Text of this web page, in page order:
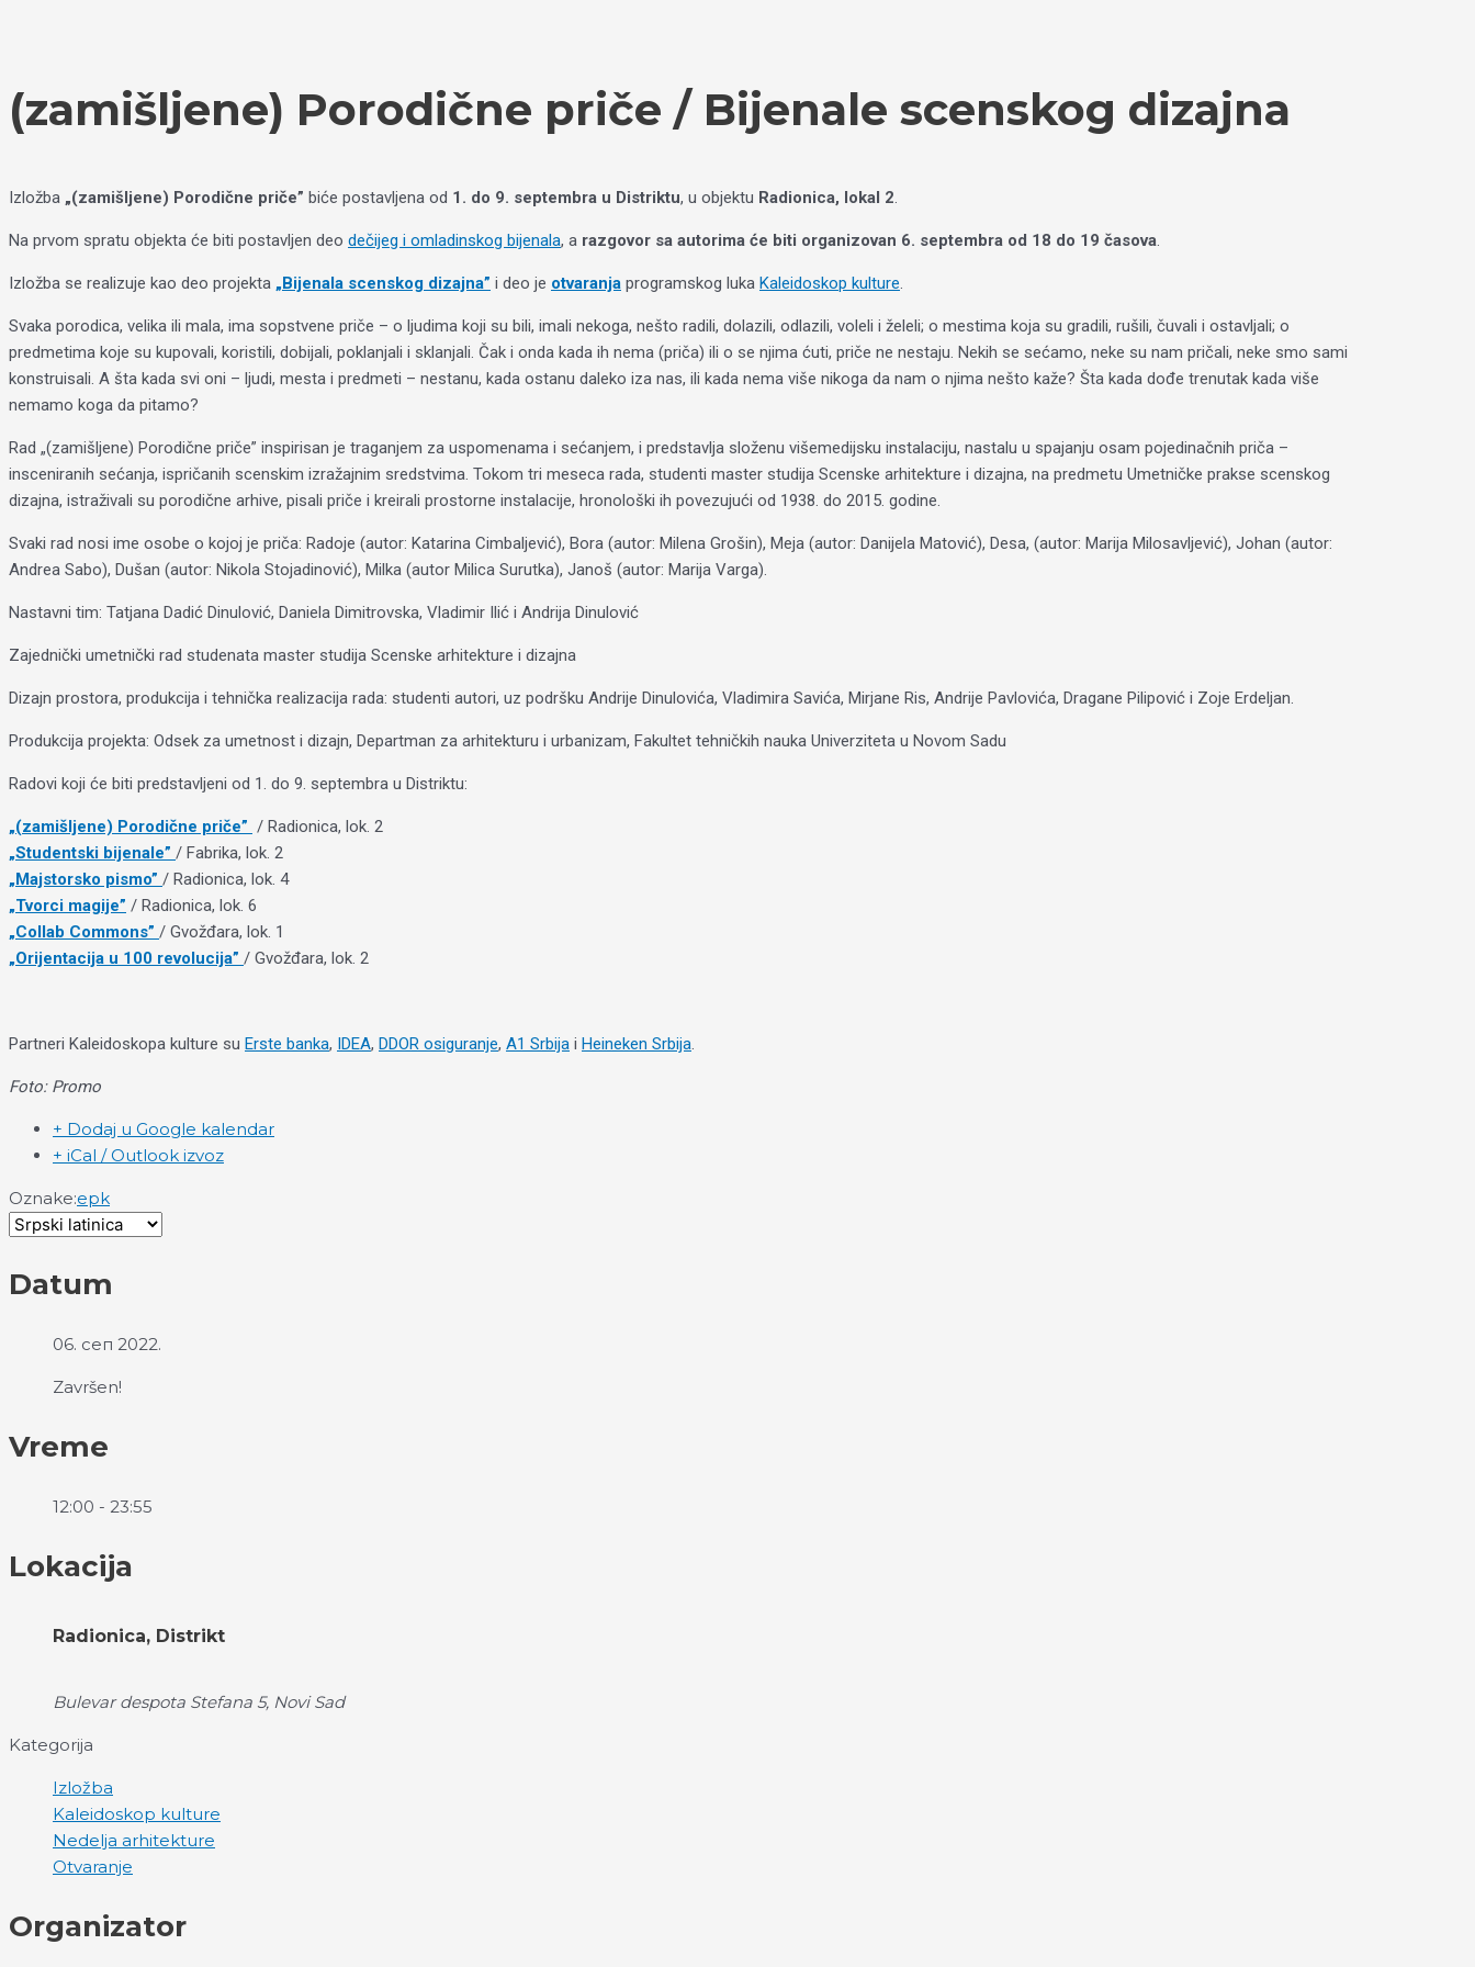
(zamišljene) Porodične priče / Bijenale scenskog dizajna
Izložba „(zamišljene) Porodične priče” biće postavljena od 1. do 9. septembra u Distriktu, u objektu Radionica, lokal 2.
Na prvom spratu objekta će biti postavljen deo dečijeg i omladinskog bijenala, a razgovor sa autorima će biti organizovan 6. septembra od 18 do 19 časova.
Izložba se realizuje kao deo projekta „Bijenala scenskog dizajna” i deo je otvaranja programskog luka Kaleidoskop kulture.
Svaka porodica, velika ili mala, ima sopstvene priče – o ljudima koji su bili, imali nekoga, nešto radili, dolazili, odlazili, voleli i želeli; o mestima koja su gradili, rušili, čuvali i ostavljali; o
predmetima koje su kupovali, koristili, dobijali, poklanjali i sklanjali. Čak i onda kada ih nema (priča) ili o se njima ćuti, priče ne nestaju. Nekih se sećamo, neke su nam pričali, neke smo sami
konstruisali. A šta kada svi oni – ljudi, mesta i predmeti – nestanu, kada ostanu daleko iza nas, ili kada nema više nikoga da nam o njima nešto kaže? Šta kada dođe trenutak kada više
nemamo koga da pitamo?
Rad „(zamišljene) Porodične priče” inspirisan je traganjem za uspomenama i sećanjem, i predstavlja složenu višemedijsku instalaciju, nastalu u spajanju osam pojedinačnih priča –
insceniranih sećanja, ispričanih scenskim izražajnim sredstvima. Tokom tri meseca rada, studenti master studija Scenske arhitekture i dizajna, na predmetu Umetničke prakse scenskog
dizajna, istraživali su porodične arhive, pisali priče i kreirali prostorne instalacije, hronološki ih povezujući od 1938. do 2015. godine.
Svaki rad nosi ime osobe o kojoj je priča: Radoje (autor: Katarina Cimbaljević), Bora (autor: Milena Grošin), Meja (autor: Danijela Matović), Desa, (autor: Marija Milosavljević), Johan (autor:
Andrea Sabo), Dušan (autor: Nikola Stojadinović), Milka (autor Milica Surutka), Janoš (autor: Marija Varga).
Nastavni tim: Tatjana Dadić Dinulović, Daniela Dimitrovska, Vladimir Ilić i Andrija Dinulović
Zajednički umetnički rad studenata master studija Scenske arhitekture i dizajna
Dizajn prostora, produkcija i tehnička realizacija rada: studenti autori, uz podršku Andrije Dinulovića, Vladimira Savića, Mirjane Ris, Andrije Pavlovića, Dragane Pilipović i Zoje Erdeljan.
Produkcija projekta: Odsek za umetnost i dizajn, Departman za arhitekturu i urbanizam, Fakultet tehničkih nauka Univerziteta u Novom Sadu
Radovi koji će biti predstavljeni od 1. do 9. septembra u Distriktu:
„(zamišljene) Porodične priče” / Radionica, lok. 2
„Studentski bijenale” / Fabrika, lok. 2
„Majstorsko pismo” / Radionica, lok. 4
„Tvorci magije” / Radionica, lok. 6
„Collab Commons” / Gvožđara, lok. 1
„Orijentacija u 100 revolucija” / Gvožđara, lok. 2
Partneri Kaleidoskopa kulture su Erste banka, IDEA, DDOR osiguranje, A1 Srbija i Heineken Srbija.
Foto: Promo
+ Dodaj u Google kalendar
+ iCal / Outlook izvoz
Oznake:epk
Datum
06. сеп 2022.
Završen!
Vreme
12:00 - 23:55
Lokacija
Radionica, Distrikt
Bulevar despota Stefana 5, Novi Sad
Kategorija
Izložba
Kaleidoskop kulture
Nedelja arhitekture
Otvaranje
Organizator